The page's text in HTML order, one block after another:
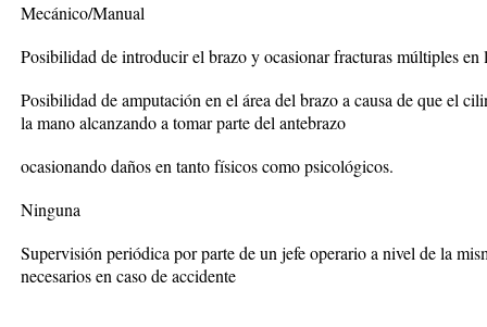
Mecánico/Manual
Posibilidad de introducir el brazo y ocasionar fracturas múltiples en
Posibilidad de amputación en el área del brazo a causa de que el
la mano alcanzando a tomar parte del antebrazo
ocasionando daños en tanto físicos como psicológicos.
Ninguna
Supervisión periódica por parte de un jefe operario a nivel de la
necesarios en caso de accidente